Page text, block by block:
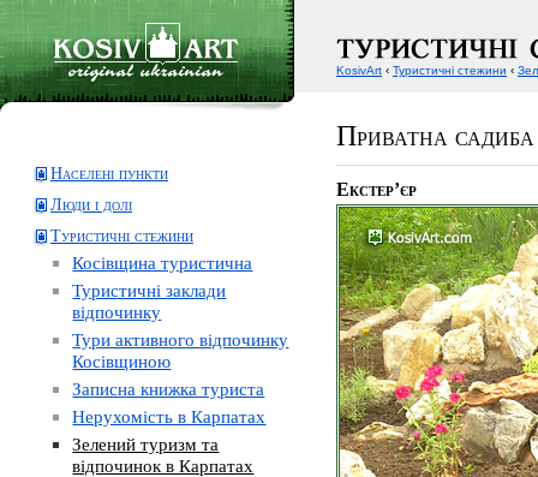
Приватна
Населені пункти
Люди і долі
Туристичні стежини
Косівщина туристична
Туристичні заклади
відпочинку
Тури активного відпочинку
Косівщиною
Записна книжка туриста
Нерухомість в Карпатах
Зелений туризм та
відпочинок в Карпатах
Екстер’єр
KosivArt ‹ Туристичні стежини ‹